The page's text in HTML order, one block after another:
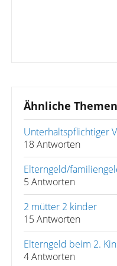
Ähnliche Themen
Unterhaltspflichtiger
18 Antworten
Elterngeld/
5 Antworten
2 mütter 2 kinder
15 Antworten
Elterngeld beim 2.
4 Antworten